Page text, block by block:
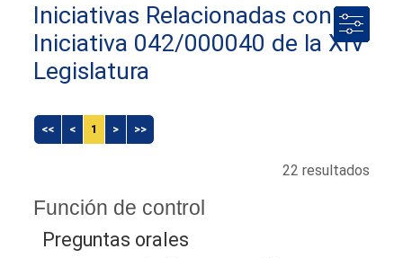
Iniciativas Relacionadas con la
Iniciativa 042/000040 de la XIV
Legislatura
<< < 1 > >>
22 resultados
Función de control
Preguntas orales